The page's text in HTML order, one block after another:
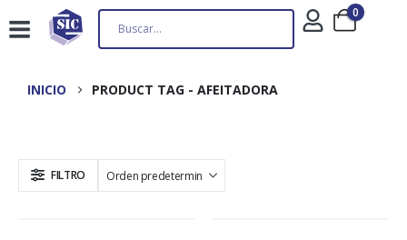
0
INICIO PRODUCT TAG - AFEITADORA
FILTRO